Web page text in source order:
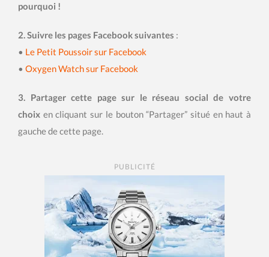
pourquoi !
2.Suivre les pages Facebook suivantes :
• Le Petit Poussoir sur Facebook
• Oxygen Watch sur Facebook
3. Partager cette page sur le réseau social de votre
choix en cliquant sur le bouton “Partager” situé en haut à
gauche de cette page.
PUBLICITÉ